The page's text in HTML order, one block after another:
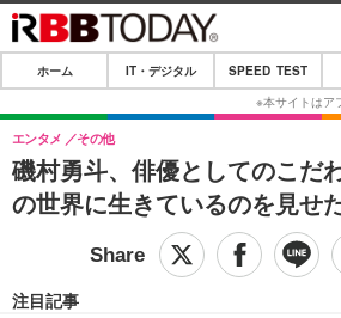
ホーム
IT・デジタル
IT・デジタルTOP
ネタ
ショッピング
SPEED TEST
エンタメTOP
ホーム IT・デジタル SPEED TEST
磯村勇斗、俳優としてのこだ
の世界に生きているのを見せ
エンタメ その他
注目記事